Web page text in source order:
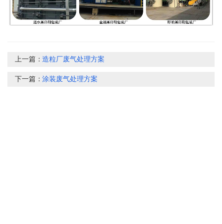
上一篇：造粒厂废气处理方案
下一篇：涂装废气处理方案